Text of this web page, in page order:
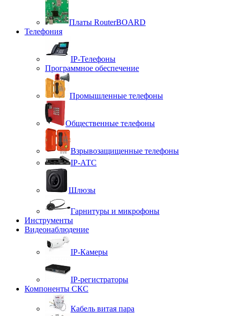
Платы RouterBOARD
Телефония
IP-Телефоны
Программное обеспечение
Промышленные телефоны
Общественные телефоны
Взрывозащищенные телефоны
IP-АТС
Шлюзы
Гарнитуры и микрофоны
Инструменты
Видеонаблюдение
IP-Камеры
IP-регистраторы
Компоненты СКС
Кабель витая пара